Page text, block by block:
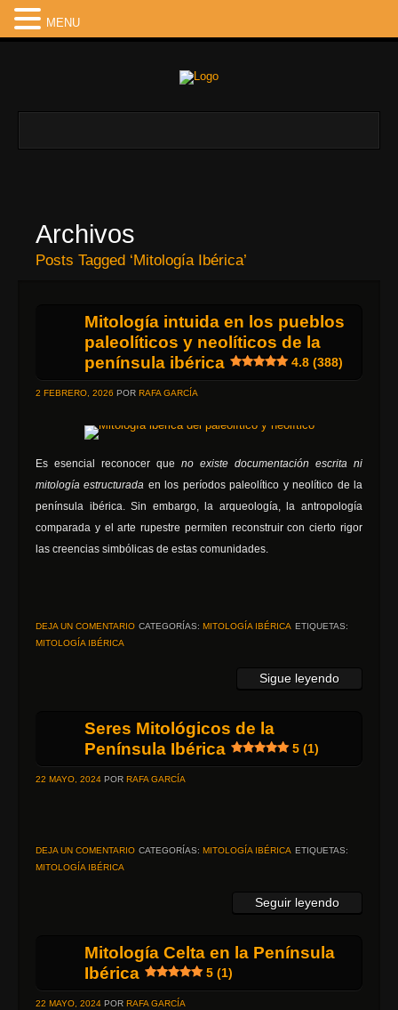
Archivos
Posts Tagged ‘Mitología Ibérica’
Mitología intuida en los pueblos
paleolíticos y neolíticos de la
península ibérica
4.8 (388)
2 FEBRERO, 2026 POR RAFA GARCÍA
Es esencial reconocer que no existe documentación escrita ni
mitología estructurada en los períodos paleolítico y neolítico de la
península ibérica. Sin embargo, la arqueología, la antropología
comparada y el arte rupestre permiten reconstruir con cierto rigor
las creencias simbólicas de estas comunidades.
Sigue leyendo
DEJA UN COMENTARIO CATEGORÍAS: MITOLOGÍA IBÉRICA ETIQUETAS:
MITOLOGÍA IBÉRICA
Seres Mitológicos de la
Península Ibérica
5 (1)
22 MAYO, 2024 POR RAFA GARCÍA
Seguir leyendo
DEJA UN COMENTARIO CATEGORÍAS: MITOLOGÍA IBÉRICA ETIQUETAS:
MITOLOGÍA IBÉRICA
Mitología Celta en la Península
Ibérica
5 (1)
22 MAYO, 2024 POR RAFA GARCÍA
MENU